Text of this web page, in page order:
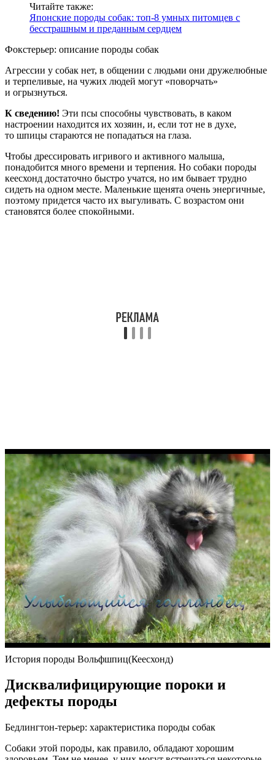
Читайте также:
Японские породы собак: топ-8 умных питомцев с
бесстрашным и преданным сердцем
Фокстерьер: описание породы собак
Агрессии у собак нет, в общении с людьми они дружелюбные
и терпеливые, на чужих людей могут «поворчать»
и огрызнуться.
К сведению! Эти псы способны чувствовать, в каком
настроении находится их хозяин, и, если тот не в духе,
то шпицы стараются не попадаться на глаза.
Чтобы дрессировать игривого и активного малыша,
понадобится много времени и терпения. Но собаки породы
кеесхонд достаточно быстро учатся, но им бывает трудно
сидеть на одном месте. Маленькие щенята очень энергичные,
поэтому придется часто их выгуливать. С возрастом они
становятся более спокойными.
История породы Вольфшпиц(Кеесхонд)
Дисквалифицирующие пороки и
дефекты породы
Бедлингтон-терьер: характеристика породы собак
Собаки этой породы, как правило, обладают хорошим